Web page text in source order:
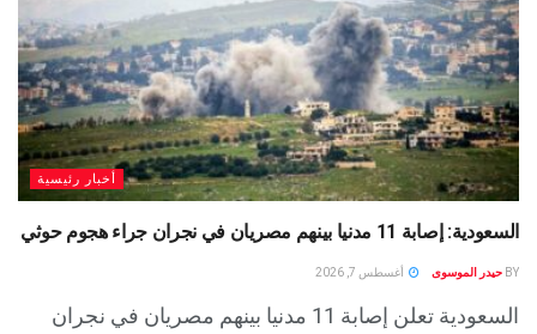
أخبار رئيسية
السعودية: إصابة 11 مدنيا بينهم مصريان في نجران جراء هجوم حوثي
BY حيدر الموسوى أغسطس 7, 2026
السعودية تعلن إصابة 11 مدنيا بينهم مصريان في نجران